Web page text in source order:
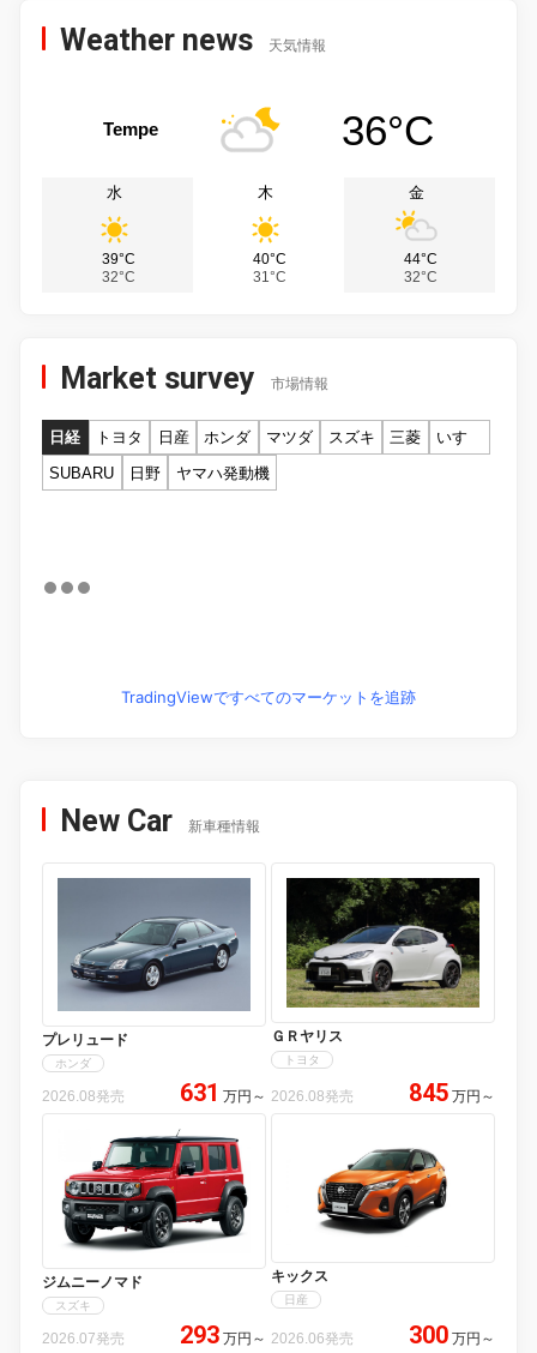
Weather news 天気情報
Tempe 36°C
水
39°C
32°C
木
40°C
31°C
金
44°C
32°C
Market survey 市場情報
日経 トヨタ 日産 ホンダ マツダ スズキ 三菱
いすゞ
SUBARU
日野 ヤマハ発動機
TradingViewですべてのマーケットを追跡
New Car 新車種情報
プレリュード
ホンダ
2026.08発売 631 万円 ～
ＧＲヤリス
トヨタ
2026.08発売 845 万円 ～
ジムニーノマド
スズキ
2026.07発売 293 万円 ～
キックス
日産
2026.06発売 300 万円 ～